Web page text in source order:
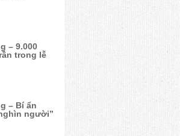
– 9.000
trong lễ
– Bí ẩn
người”